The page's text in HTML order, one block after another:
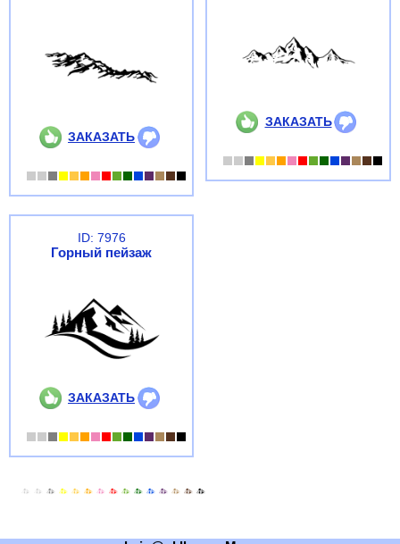
ЗАКАЗАТЬ
ЗАКАЗАТЬ
ID: 7976
Горный пейзаж
ЗАКАЗАТЬ